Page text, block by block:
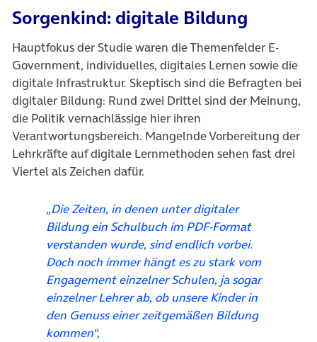
Sorgenkind: digitale Bildung
Hauptfokus der Studie waren die Themenfelder E-
Government, individuelles, digitales Lernen sowie die
digitale Infrastruktur. Skeptisch sind die Befragten bei
digitaler Bildung: Rund zwei Drittel sind der Meinung,
die Politik vernachlässige hier ihren
Verantwortungsbereich. Mangelnde Vorbereitung der
Lehrkräfte auf digitale Lernmethoden sehen fast drei
Viertel als Zeichen dafür.
„Die Zeiten, in denen unter digitaler
Bildung ein Schulbuch im PDF-Format
verstanden wurde, sind endlich vorbei.
Doch noch immer hängt es zu stark vom
Engagement einzelner Schulen, ja sogar
einzelner Lehrer ab, ob unsere Kinder in
den Genuss einer zeitgemäßen Bildung
kommen“,